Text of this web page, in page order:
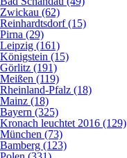
Zwickau (62)
Reinhardtsdorf (15)
Pirna (29)
Leipzig (161)
Königstein (15)
Görlitz (191)
Meißen (119)
Rheinland-Pfalz (18)
Mainz (18)
Bayern (325)
Kronach leuchtet 2016 (129)
München (73)
Bamberg (123)